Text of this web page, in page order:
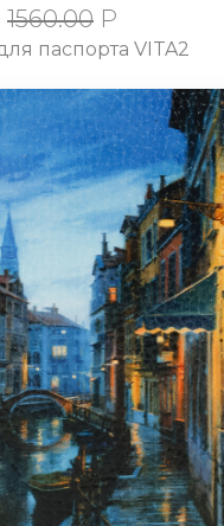
1560.00 Р
паспорта VITA2